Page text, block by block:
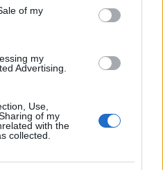
of my
my
Advertising.
Use,
of my
with the
collected.
nyelvtan ?